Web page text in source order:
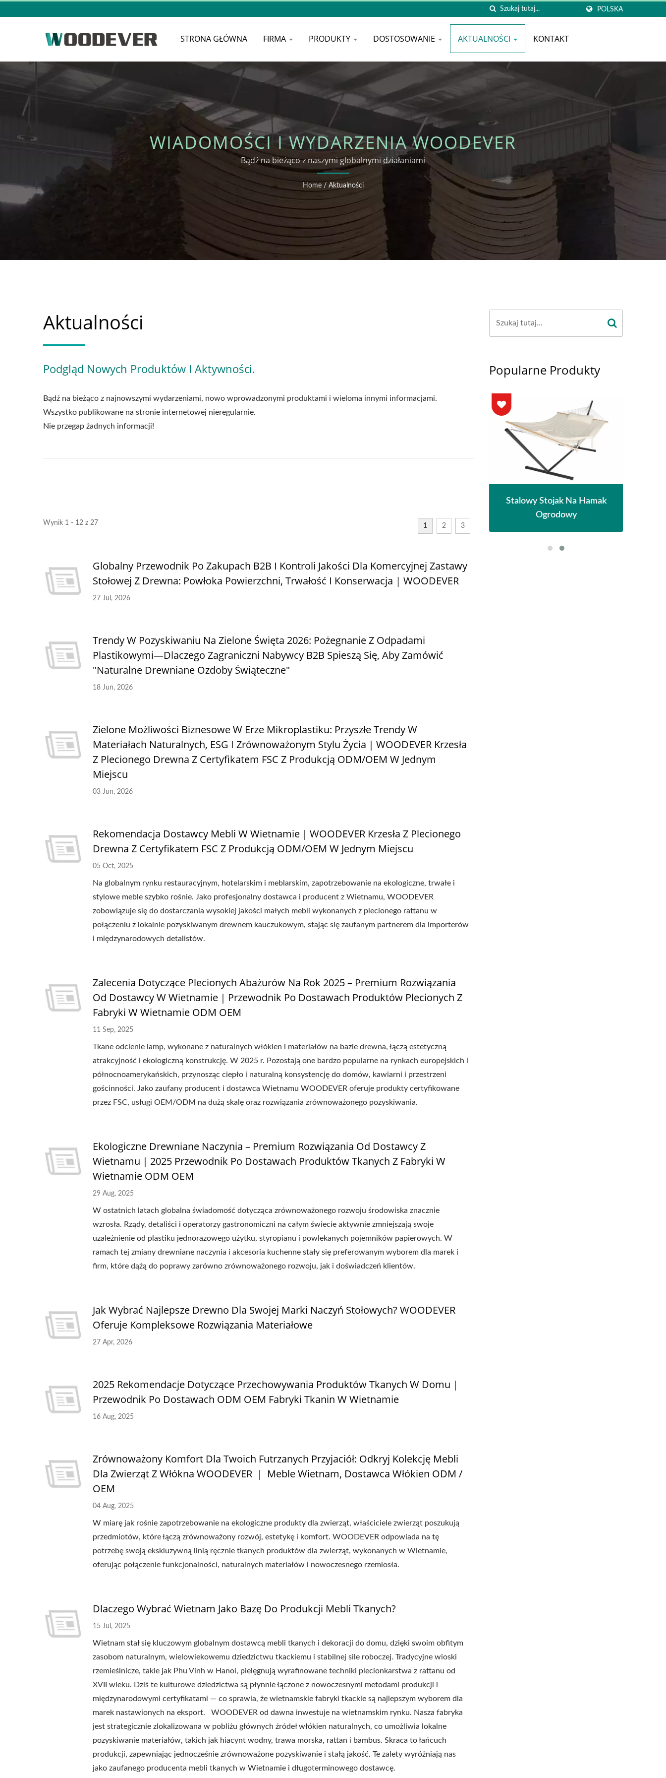
POLSKA
STRONA GŁÓWNA FIRMA PRODUKTY DOSTOSOWANIE AKTUALNOŚCI KONTAKT
WIADOMOŚCI I WYDARZENIA WOODEVER
Bądź na bieżąco z naszymi globalnymi działaniami
Home / Aktualności
Aktualności
Podgląd Nowych Produktów I Aktywności.
Bądź na bieżąco z najnowszymi wydarzeniami, nowo wprowadzonymi produktami i wieloma innymi informacjami.
Wszystko publikowane na stronie internetowej nieregularnie.
Nie przegap żadnych informacji!
Wynik 1 - 12 z 27 1 2 3
Globalny Przewodnik Po Zakupach B2B I Kontroli Jakości Dla Komercyjnej Zastawy
Stołowej Z Drewna: Powłoka Powierzchni, Trwałość I Konserwacja | WOODEVER
27 Jul, 2026
Trendy W Pozyskiwaniu Na Zielone Święta 2026: Pożegnanie Z Odpadami
Plastikowymi—Dlaczego Zagraniczni Nabywcy B2B Spieszą Się, Aby Zamówić
"Naturalne Drewniane Ozdoby Świąteczne"
18 Jun, 2026
Zielone Możliwości Biznesowe W Erze Mikroplastiku: Przyszłe Trendy W
Materiałach Naturalnych, ESG I Zrównoważonym Stylu Życia｜WOODEVER Krzesła
Z Plecionego Drewna Z Certyfikatem FSC Z Produkcją ODM/OEM W Jednym
Miejscu
03 Jun, 2026
Rekomendacja Dostawcy Mebli W Wietnamie｜WOODEVER Krzesła Z Plecionego
Drewna Z Certyfikatem FSC Z Produkcją ODM/OEM W Jednym Miejscu
05 Oct, 2025
Na globalnym rynku restauracyjnym, hotelarskim i meblarskim, zapotrzebowanie na ekologiczne, trwałe i
stylowe meble szybko rośnie. Jako profesjonalny dostawca i producent z Wietnamu, WOODEVER
zobowiązuje się do dostarczania wysokiej jakości małych mebli wykonanych z plecionego rattanu w
połączeniu z lokalnie pozyskiwanym drewnem kauczukowym, stając się zaufanym partnerem dla importerów
i międzynarodowych detalistów.
Zalecenia Dotyczące Plecionych Abażurów Na Rok 2025 – Premium Rozwiązania
Od Dostawcy W Wietnamie｜Przewodnik Po Dostawach Produktów Plecionych Z
Fabryki W Wietnamie ODM OEM
11 Sep, 2025
Tkane odcienie lamp, wykonane z naturalnych włókien i materiałów na bazie drewna, łączą estetyczną
atrakcyjność i ekologiczną konstrukcję. W 2025 r. Pozostają one bardzo popularne na rynkach europejskich i
północnoamerykańskich, przynosząc ciepło i naturalną konsystencję do domów, kawiarni i przestrzeni
gościnności. Jako zaufany producent i dostawca Wietnamu WOODEVER oferuje produkty certyfikowane
przez FSC, usługi OEM/ODM na dużą skalę oraz rozwiązania zrównoważonego pozyskiwania.
Ekologiczne Drewniane Naczynia – Premium Rozwiązania Od Dostawcy Z
Wietnamu｜2025 Przewodnik Po Dostawach Produktów Tkanych Z Fabryki W
Wietnamie ODM OEM
29 Aug, 2025
W ostatnich latach globalna świadomość dotycząca zrównoważonego rozwoju środowiska znacznie
wzrosła. Rządy, detaliści i operatorzy gastronomiczni na całym świecie aktywnie zmniejszają swoje
uzależnienie od plastiku jednorazowego użytku, styropianu i powlekanych pojemników papierowych. W
ramach tej zmiany drewniane naczynia i akcesoria kuchenne stały się preferowanym wyborem dla marek i
firm, które dążą do poprawy zarówno zrównoważonego rozwoju, jak i doświadczeń klientów.
Jak Wybrać Najlepsze Drewno Dla Swojej Marki Naczyń Stołowych? WOODEVER
Oferuje Kompleksowe Rozwiązania Materiałowe
27 Apr, 2026
2025 Rekomendacje Dotyczące Przechowywania Produktów Tkanych W Domu｜
Przewodnik Po Dostawach ODM OEM Fabryki Tkanin W Wietnamie
16 Aug, 2025
Zrównoważony Komfort Dla Twoich Futrzanych Przyjaciół: Odkryj Kolekcję Mebli
Dla Zwierząt Z Włókna WOODEVER ｜ Meble Wietnam, Dostawca Włókien ODM /
OEM
04 Aug, 2025
W miarę jak rośnie zapotrzebowanie na ekologiczne produkty dla zwierząt, właściciele zwierząt poszukują
przedmiotów, które łączą zrównoważony rozwój, estetykę i komfort. WOODEVER odpowiada na tę
potrzebę swoją ekskluzywną linią ręcznie tkanych produktów dla zwierząt, wykonanych w Wietnamie,
oferując połączenie funkcjonalności, naturalnych materiałów i nowoczesnego rzemiosła.
Dlaczego Wybrać Wietnam Jako Bazę Do Produkcji Mebli Tkanych?
15 Jul, 2025
Wietnam stał się kluczowym globalnym dostawcą mebli tkanych i dekoracji do domu, dzięki swoim obfitym
zasobom naturalnym, wielowiekowemu dziedzictwu tkackiemu i stabilnej sile roboczej. Tradycyjne wioski
rzemieślnicze, takie jak Phu Vinh w Hanoi, pielęgnują wyrafinowane techniki plecionkarstwa z rattanu od
XVII wieku. Dziś te kulturowe dziedzictwa są płynnie łączone z nowoczesnymi metodami produkcji i
międzynarodowymi certyfikatami — co sprawia, że wietnamskie fabryki tkackie są najlepszym wyborem dla
marek nastawionych na eksport. WOODEVER od dawna inwestuje na wietnamskim rynku. Nasza fabryka
jest strategicznie zlokalizowana w pobliżu głównych źródeł włókien naturalnych, co umożliwia lokalne
pozyskiwanie materiałów, takich jak hiacynt wodny, trawa morska, rattan i bambus. Skraca to łańcuch
produkcji, zapewniając jednocześnie zrównoważone pozyskiwanie i stałą jakość. Te zalety wyróżniają nas
jako zaufanego producenta mebli tkanych w Wietnamie i długoterminowego dostawcę.
Popularne Produkty
Stalowy Stojak Na Hamak
Ogrodowy